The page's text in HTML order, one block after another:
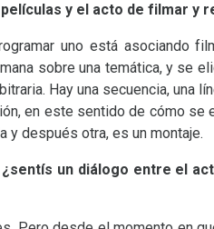
y el acto de filmar y
uno está asociando
sobre una temática, y se
Hay una secuencia, una
en este sentido de cómo se
y después otra, es un montaje.
un diálogo entre el